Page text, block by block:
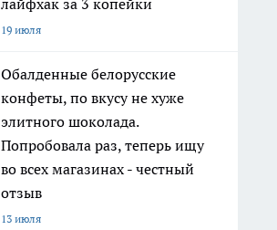
лайфхак за 3 копейки
19 июля
Обалденные белорусские
конфеты, по вкусу не хуже
элитного шоколада.
Попробовала раз, теперь ищу
во всех магазинах - честный
отзыв
13 июля